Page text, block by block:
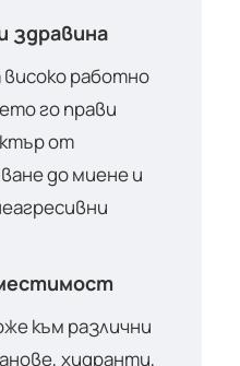
здравина
работно
го прави
от
до миене и
към различни
хидранти,